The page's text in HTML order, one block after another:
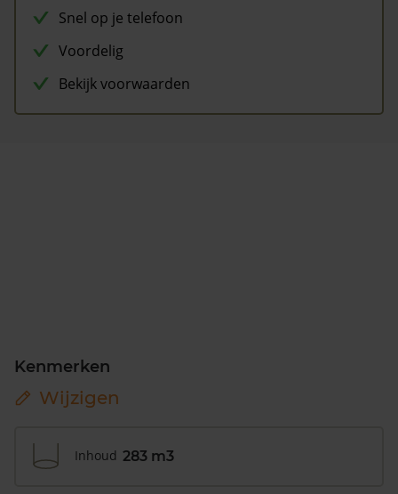
Snel op je telefoon
Voordelig
Bekijk voorwaarden
Kenmerken
Wijzigen
Inhoud 283 m3